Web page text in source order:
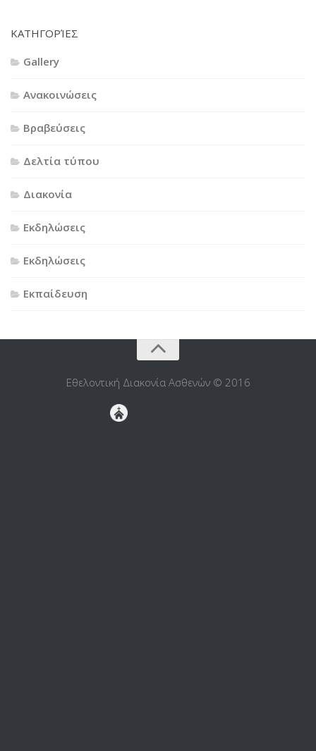
KΑΤΗΓΟΡΊΕΣ
Gallery
Ανακοινώσεις
Βραβεύσεις
Δελτία τύπου
Διακονία
Εκδηλώσεις
Εκδηλώσεις
Εκπαίδευση
Εθελοντική Διακονία Ασθενών © 2016